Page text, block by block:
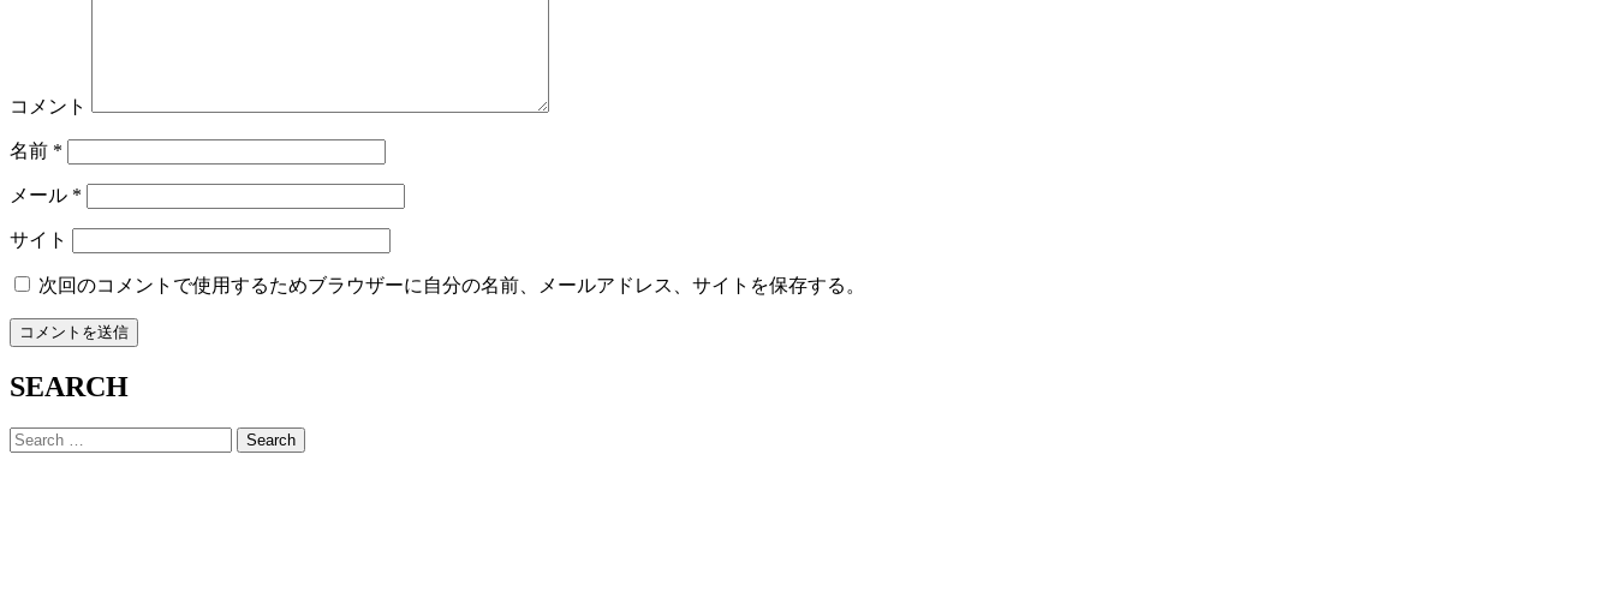
コメント
名前 *
メール *
サイト
次回のコメントで使用するためブラウザーに自分の名前、メールアドレス、サイトを保存する。
SEARCH